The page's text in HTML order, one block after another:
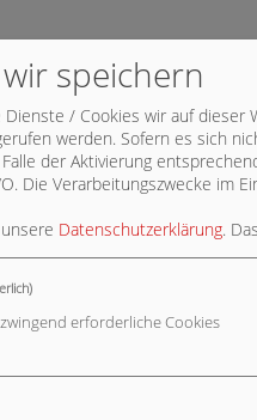
Artikel nach Themen
Adresse und Infos
speichern
/ Cookies wir auf
werden. Sofern es sich
der Aktivierung
Die Verarbeitungszwecke im
Datenschutzerklärung.
erforderliche Cookies